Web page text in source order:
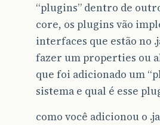
“plugins” dentro de
core, os plugins vão
interfaces que estão no
fazer um properties ou
que foi adicionado um
sistema e qual é esse
como você adicionou o